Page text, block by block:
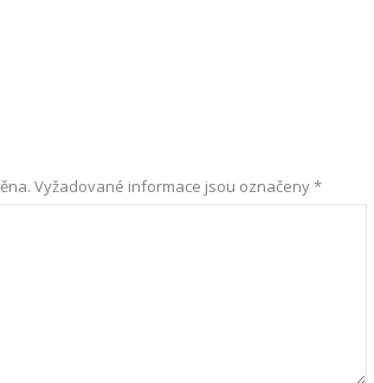
Vyžadované informace jsou označeny*